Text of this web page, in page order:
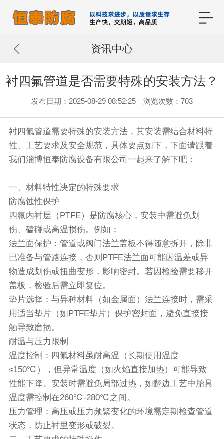
资讯中心
衬四氟管道是否需要特殊的安装方法？
发布日期：2025-08-29 08:52:25 浏览次数：703
衬四氟管道需要特殊的安装方法，其安装需结合材料特
性、工艺要求及安全规范，具体要点如下，下面请跟着
我们淄博恒泰防腐设备有限公司一起来了解下吧：
一、材料特性决定的特殊要求
防腐蚀性保护
四氟内衬层（PTFE）是防腐核心，安装中需避免划
伤、磕碰或高温损伤。例如：
法兰面保护：管道或阀门法兰盖板不得随意拆开，除非
已准备与管路连接，否则PTFE法兰面可能因温差或异
物造成划伤或扭曲变形，影响密封。若因检验需要移开
盖板，检验后需立即复位。
垫片选择：与异种材料（如金属面）法兰连接时，需采
用适当垫片（如PTFE垫片）保护密封面，避免直接接
触导致磨损。
耐温与压力限制
温度控制：四氟材料虽耐高温（长期使用温度
≤150℃），但异常温度（如火焰直接加热）可能导致
性能下降。安装时需避免局部过热，如翻边工艺中胎具
温度需控制在260℃-280℃之间。
压力管理：高压或压力频繁变化的环境需定期检查管道
状态，防止衬里变形或破裂。